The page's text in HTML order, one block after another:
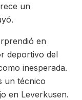
un
en
deportivo del
inesperada.
un técnico
en Leverkusen.